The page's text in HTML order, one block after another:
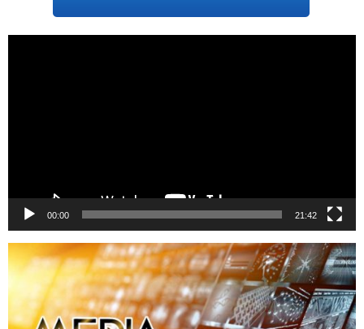
00:00 21:42